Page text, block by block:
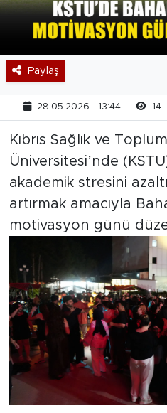
Paylaş
28.05.2026 - 13:44 14
Kıbrıs Sağlık ve
Üniversitesi’nde
akademik stresini
artırmak amacıyla
motivasyon günü